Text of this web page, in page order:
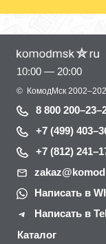
10:00 — 20:00
© КомодМск
8 800
+7 (499)
+7 (812)
Написать в
Написать в
Каталог